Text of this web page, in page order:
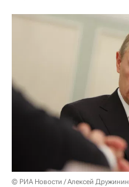
© РИА Новости / Алексей Дружинин